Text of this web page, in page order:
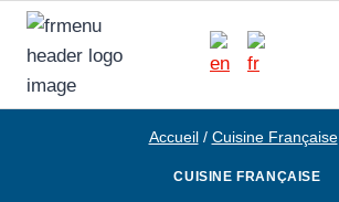
Aller
contenu
Accueil / Cuisine Française
CUISINE FRANÇAISE